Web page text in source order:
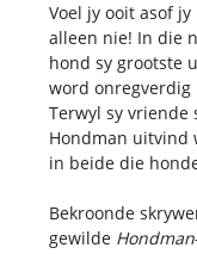
Voel jy ooit asof
alleen nie! In die
hond sy grootste
word
Terwyl sy vriende
Hondman uitvind
in beide die
Bekroonde
gewilde Hondman